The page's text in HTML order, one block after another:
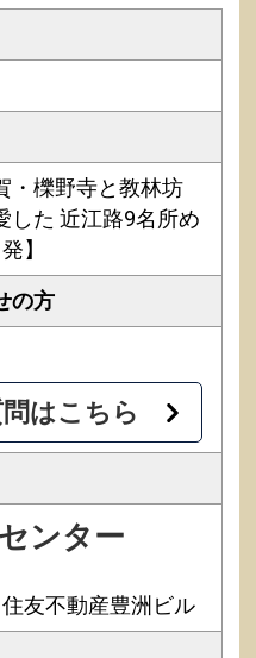
・櫟野寺と教林坊
た 近江路9名所め
】
の方
はこちら
ンター
友不動産豊洲ビル